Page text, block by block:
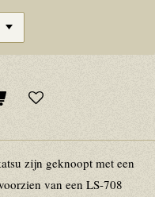
zijn geknoopt met een
van een LS-708